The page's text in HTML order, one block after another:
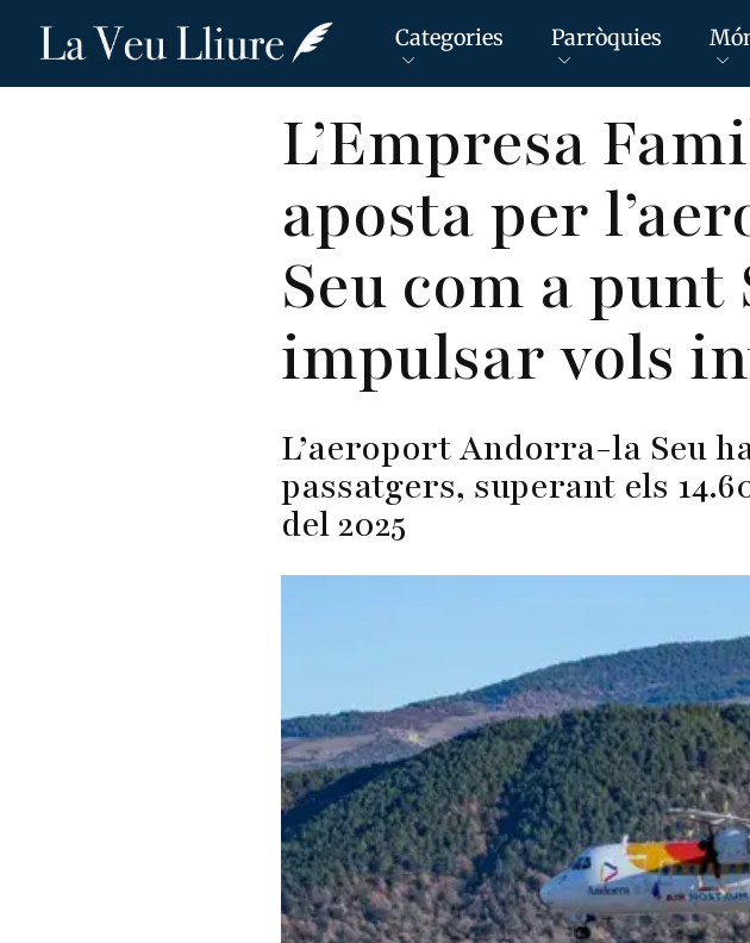
Vés
Categories Parròquies
L’Empresa
aposta per
Seu com a
impulsar vols
L’aeroport Andorra-la Seu
passatgers, superant els
del 2025